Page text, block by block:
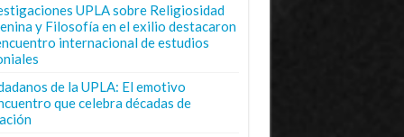
UPLA sobre Religiosidad
y Filosofía en el exilio destacaron
internacional de estudios
de la UPLA: El emotivo
que celebra décadas de